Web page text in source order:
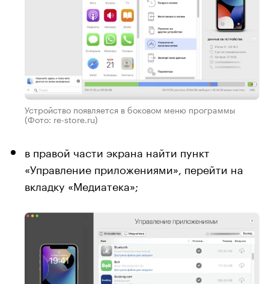
Устройство появляется в боковом меню программы
(Фото: re-store.ru)
в правой части экрана найти пункт
«Управление приложениями», перейти на
вкладку «Медиатека»;